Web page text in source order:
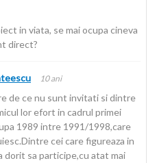
in viata, se mai ocupa cineva
direct?
10 ani
de ce nu sunt invitati si dintre
lor efort in cadrul primei
1989 intre 1991/1998,care
cei care figureaza in
dorit sa participe,cu atat mai